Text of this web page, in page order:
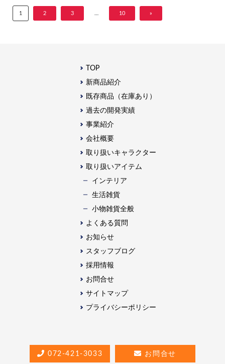
1 2 3 10 »
072-421-3033 お問合せ
TOP
新商品紹介
既存商品（在庫あり）
過去の開発実績
事業紹介
会社概要
取り扱いキャラクター
取り扱いアイテム
インテリア
生活雑貨
⼩物雑貨全般
よくある質問
お知らせ
スタッフブログ
採用情報
お問合せ
サイトマップ
プライバシーポリシー